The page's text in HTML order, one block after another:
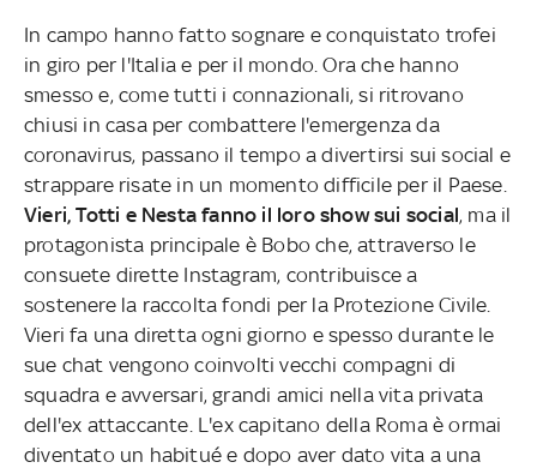
In campo hanno fatto sognare e conquistato trofei
in giro per l'Italia e per il mondo. Ora che hanno
smesso e, come tutti i connazionali, si ritrovano
chiusi in casa per combattere l'emergenza da
coronavirus, passano il tempo a divertirsi sui social e
strappare risate in un momento difficile per il Paese.
Vieri, Totti e Nesta fanno il loro show sui social, ma il
protagonista principale è Bobo che, attraverso le
consuete dirette Instagram, contribuisce a
sostenere la raccolta fondi per la Protezione Civile.
Vieri fa una diretta ogni giorno e spesso durante le
sue chat vengono coinvolti vecchi compagni di
squadra e avversari, grandi amici nella vita privata
dell'ex attaccante. L'ex capitano della Roma è ormai
diventato un habitué e dopo aver dato vita a una